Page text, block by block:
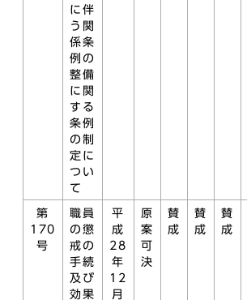
に伴
う関
係条
例の
整備
に関
する
条例
の制
定に
つい
て
第
170
号
職員
の懲
戒の
手続
及び
効果
平
成
28
年
12
月
原
案
可
決
賛
成
賛
成
賛
成